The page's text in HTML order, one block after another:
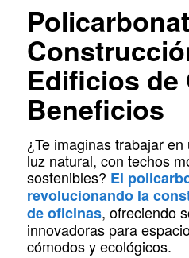
Edificios de
Beneficios
¿Te imaginas trabajar
luz natural, con techos
sostenibles? El
revolucionando la
de oficinas, ofreciendo
innovadoras para
cómodos y ecológicos.